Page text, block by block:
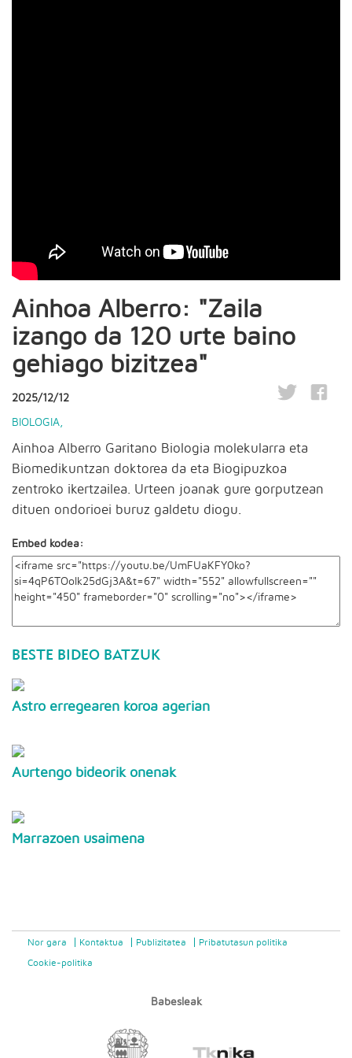
Ainhoa Alberro: "Zaila
izango da 120 urte baino
gehiago bizitzea"
2025/12/12
BIOLOGIA
Ainhoa Alberro Garitano Biologia molekularra eta
Biomedikuntzan doktorea da eta Biogipuzkoa
zentroko ikertzailea. Urteen joanak gure gorputzean
dituen ondorioei buruz galdetu diogu.
Embed kodea:
BESTE BIDEO BATZUK
Astro erregearen koroa agerian
Aurtengo bideorik onenak
Marrazoen usaimena
Nor gara Kontaktua Publizitatea Pribatutasun politika
Cookie-politika
Babesleak